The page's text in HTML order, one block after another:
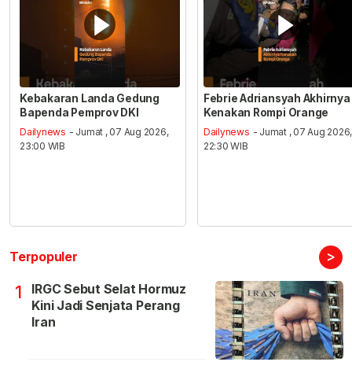
Kebakaran Landa Gedung
Bapenda Pemprov DKI
Dailynews - Jumat , 07 Aug 2026,
23:00 WIB
Febrie Adriansyah Akhirnya
Kenakan Rompi Orange
Dailynews - Jumat , 07 Aug 2026,
22:30 WIB
Terpopuler >
1
IRGC Sebut Selat Hormuz
Kini Jadi Senjata Perang
Iran